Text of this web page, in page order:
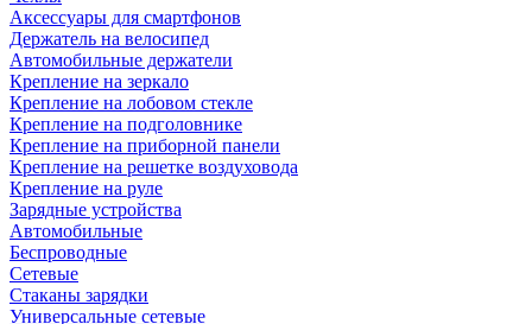
Аксессуары для смартфонов
Держатель на велосипед
Автомобильные держатели
Крепление на зеркало
Крепление на лобовом стекле
Крепление на подголовнике
Крепление на приборной панели
Крепление на решетке воздуховода
Крепление на руле
Зарядные устройства
Автомобильные
Беспроводные
Сетевые
Стаканы зарядки
Универсальные сетевые